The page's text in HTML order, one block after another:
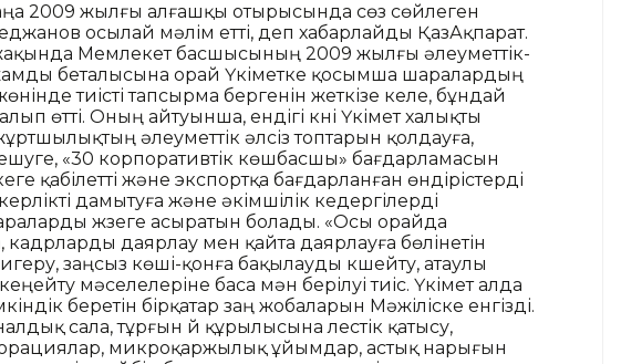
2009 жылғы алғашқы отырысында сөз сөйлеген
осылай мәлім етті, деп хабарлайды ҚазАқпарат.
Мемлекет басшысының 2009 жылғы әлеуметтік-
беталысына орай Үкіметке қосымша шаралардың
тиісті тапсырма бергенін жеткізе келе, бұндай
өтті. Оның айтуынша, ендігі күні Үкімет халықты
әлеуметтік әлсіз топтарын қолдауға,
«30 корпоративтік көшбасшы» бағдарламасын
қабілетті және экспортқа бағдарланған өндірістерді
дамытуға және әкімшілік кедергілерді
жүзеге асыратын болады. «Осы орайда
даярлау мен қайта даярлауға бөлінетін
заңсыз көші-қонға бақылауды күшейту, атаулы
мәселелеріне баса мән берілуі тиіс. Үкімет алда
беретін бірқатар заң жобаларын Мәжіліске енгізді.
сала, тұрғын үй құрылысына үлестік қатысу,
микроқаржылық ұйымдар, астық нарығын